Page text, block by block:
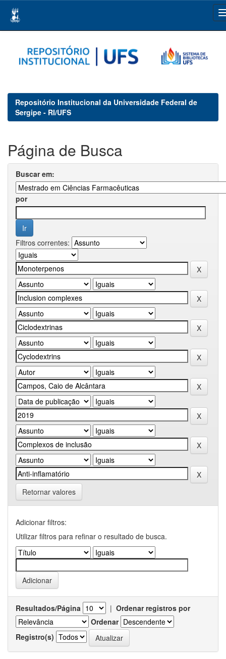
navigation
Repositório Institucional da Universidade Federal de
Sergipe - RI/UFS
Página de Busca
Buscar em:
por
Filtros correntes:
Retornar valores
Adicionar filtros:
Utilizar filtros para refinar o resultado de busca.
Resultados/Página | Ordenar registros por
Ordenar
Registro(s)